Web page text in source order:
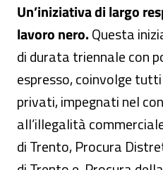
Un’iniziativa di largo
lavoro nero.Questa
di durata triennale con
espresso, coinvolge
privati, impegnati nel
all’illegalità
di Trento, Procura